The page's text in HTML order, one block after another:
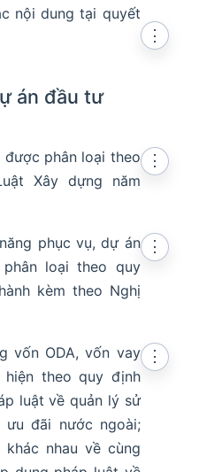
nội dung tại quyết
án đầu tư
⋮
được phân loại theo
Xây dựng năm
⋮
phục vụ, dự án
loại theo quy
kèm theo Nghị
⋮
vốn ODA, vốn vay
theo quy định
luật về quản lý sử
ưu đãi nước ngoài;
nhau về cùng
⋮